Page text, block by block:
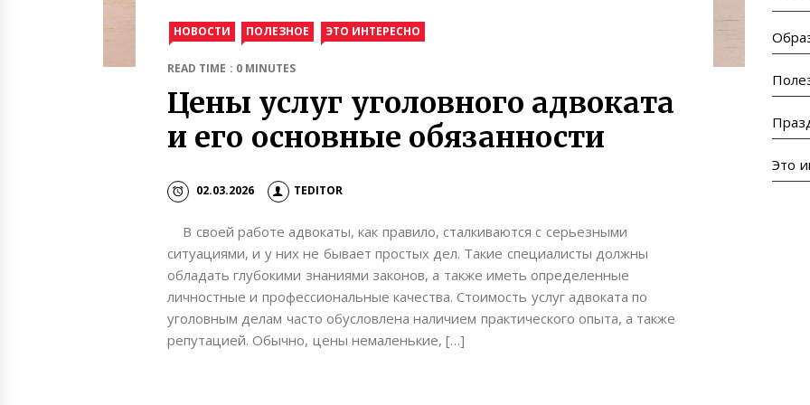
НОВОСТИ ПОЛЕЗНОЕ ЭТО ИНТЕРЕСНО
READ TIME : 0 MINUTES
Цены услуг уголовного адвоката
и его основные обязанности
02.03.2026 TEDITOR
В своей работе адвокаты, как правило, сталкиваются с серьезными
ситуациями, и у них не бывает простых дел. Такие специалисты должны
обладать глубокими знаниями законов, а также иметь определенные
личностные и профессиональные качества. Стоимость услуг адвоката по
уголовным делам часто обусловлена наличием практического опыта, а также
репутацией. Обычно, цены немаленькие, […]
Это